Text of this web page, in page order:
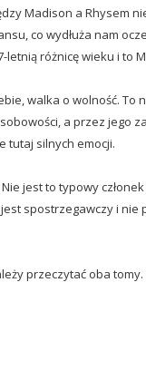
Madison a Rhysem
co wydłuża nam
letnią różnicę wieku i to
walka o wolność. To
a przez jego
tutaj silnych emocji.
jest to typowy
spostrzegawczy i
przeczytać oba